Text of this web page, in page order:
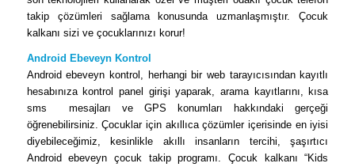
takip çözümleri sağlama konusunda uzmanlaşmıştır. Çocuk
kalkanı sizi ve çocuklarınızı korur!
Android Ebeveyn Kontrol
Android ebeveyn kontrol, herhangi bir web tarayıcısından kayıtlı
hesabınıza kontrol panel girişi yaparak, arama kayıtlarını, kısa
sms mesajları ve GPS konumları hakkındaki gerçeği
öğrenebilirsiniz. Çocuklar için akıllıca çözümler içerisinde en iyisi
diyebileceğimiz, kesinlikle akıllı insanların tercihi, şaşırtıcı
Android ebeveyn çocuk takip programı. Çocuk kalkanı “Kids